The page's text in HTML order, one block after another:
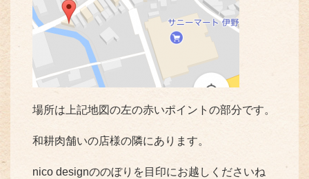
場所は上記地図の左の赤いポイントの部分です。
和耕肉舗いの店様の隣にあります。
nico designののぼりを目印にお越しくださいね